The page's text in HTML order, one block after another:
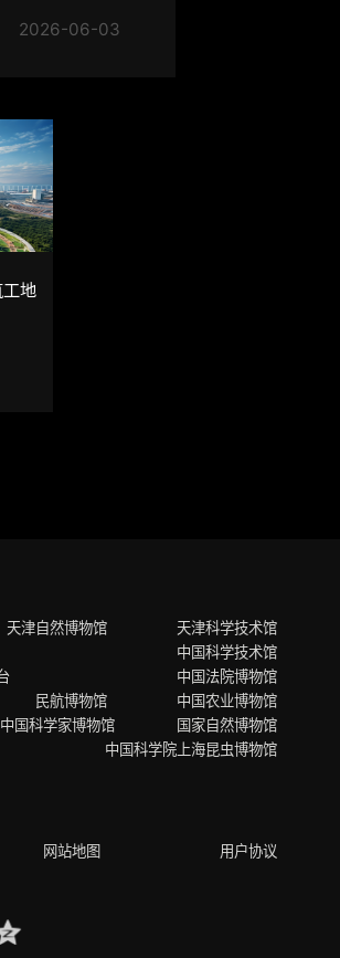
2026-06-03
地
天津自然博物馆
天津科学技术馆
中国科学技术馆
中国法院博物馆
民航博物馆
中国农业博物馆
中国科学家博物馆
国家自然博物馆
中国科学院上海昆虫博物馆
网站地图 用户协议